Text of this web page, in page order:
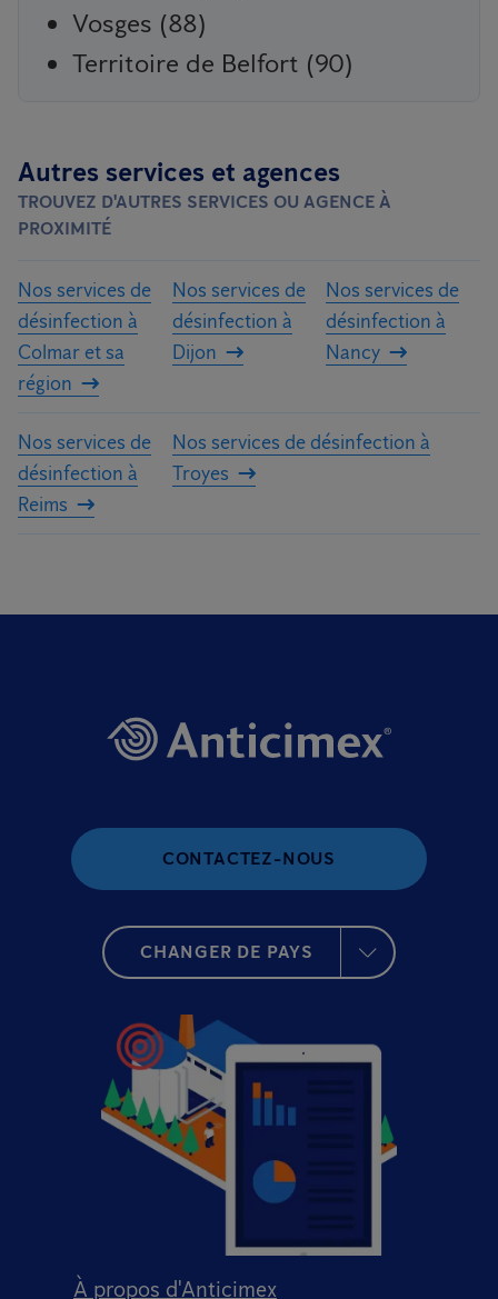
Vosges (88)
Territoire de Belfort (90)
Autres services et agences
TROUVEZ D'AUTRES SERVICES OU AGENCE À
PROXIMITÉ
Nos services de
désinfection à
Colmar et sa
région
Nos services de
désinfection à
Dijon
Nos services de
désinfection à
Nancy
Nos services de
désinfection à
Reims
Nos services de désinfection à
Troyes
CONTACTEZ-NOUS
CHANGER DE PAYS
À propos d'Anticimex